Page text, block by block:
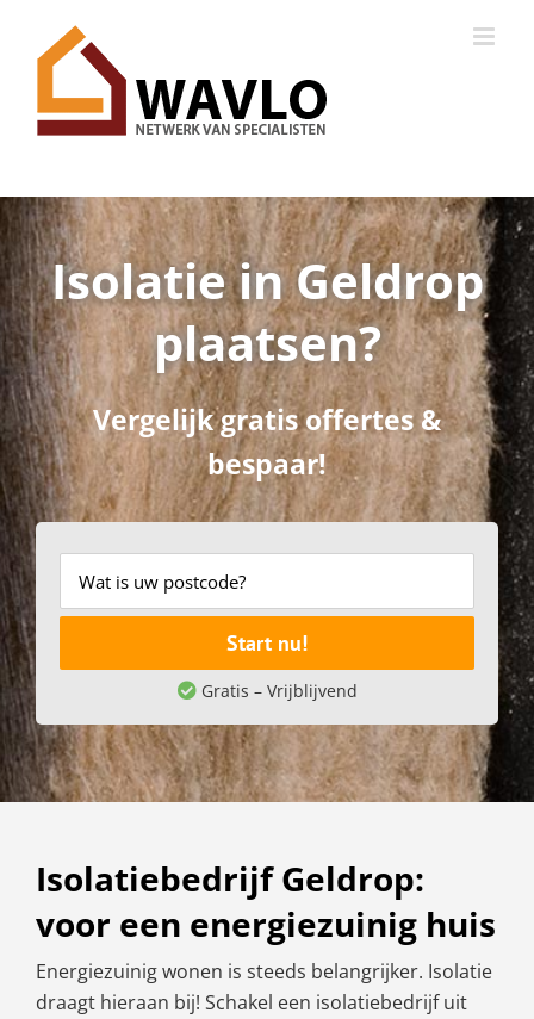
Isolatie in Geldrop
plaatsen?
Vergelijk gratis offertes &
bespaar!
Start nu!
Gratis – Vrijblijvend
Isolatiebedrijf Geldrop:
voor een energiezuinig huis
Energiezuinig wonen is steeds belangrijker. Isolatie
draagt hieraan bij! Schakel een isolatiebedrijf uit